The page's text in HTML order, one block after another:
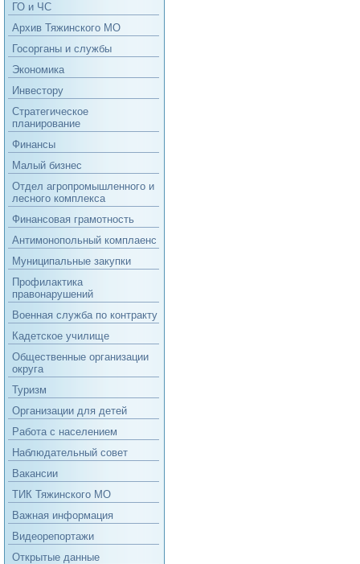
ГО и ЧС
Архив Тяжинского МО
Госорганы и службы
Экономика
Инвестору
Стратегическое
планирование
Финансы
Малый бизнес
Отдел агропромышленного и
лесного комплекса
Финансовая грамотность
Антимонопольный комплаенс
Муниципальные закупки
Профилактика
правонарушений
Военная служба по контракту
Кадетское училище
Общественные организации
округа
Туризм
Организации для детей
Работа с населением
Наблюдательный совет
Вакансии
ТИК Тяжинского МО
Важная информация
Видеорепортажи
Открытые данные